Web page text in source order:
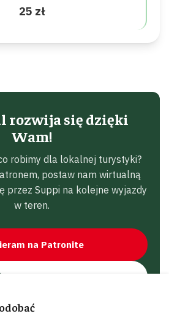
25 zł
rozwija się dzięki
Wam!
robimy dla lokalnej turystyki?
postaw nam wirtualną
przez Suppi na kolejne wyjazdy
w teren.
na Patronite
Postaw Kawę
Dorzucam się